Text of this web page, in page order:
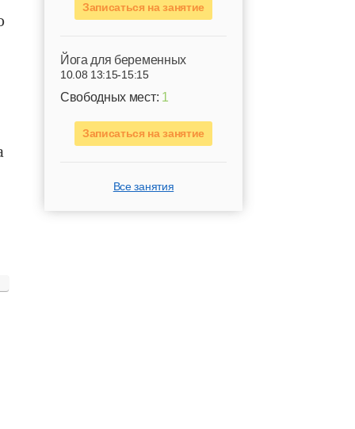
Записаться на занятие
Йога для беременных
10.08 13:15-15:15
Свободных мест: 1
Записаться на занятие
Все занятия